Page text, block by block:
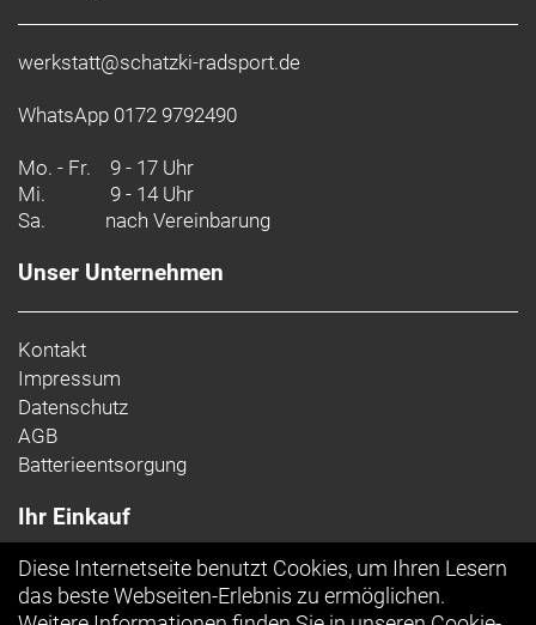
werkstatt@schatzki-radsport.de
WhatsApp 0172 9792490
Mo. - Fr. 9 - 17 Uhr
Mi.
9 - 14 Uhr
Sa.
nach Vereinbarung
Unser Unternehmen
Kontakt
Impressum
Datenschutz
AGB
Batterieentsorgung
Ihr Einkauf
Top Artikel
Diese Internetseite benutzt Cookies, um Ihren Lesern
das beste Webseiten-Erlebnis zu ermöglichen.